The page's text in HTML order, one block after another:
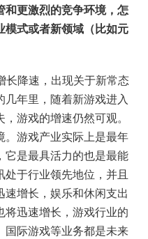
和更激烈的竞争环境，怎
模式或者新领域（比如元
长降速，出现关于新常态
年里，随着新游戏进入
游戏的增速仍然可观。
。游戏产业实际上是最年
它是最具活力的也是最能
于行业领先地位，并且
增长，娱乐和休闲支出
将迅速增长，游戏行业的
国际游戏等业务都是未来